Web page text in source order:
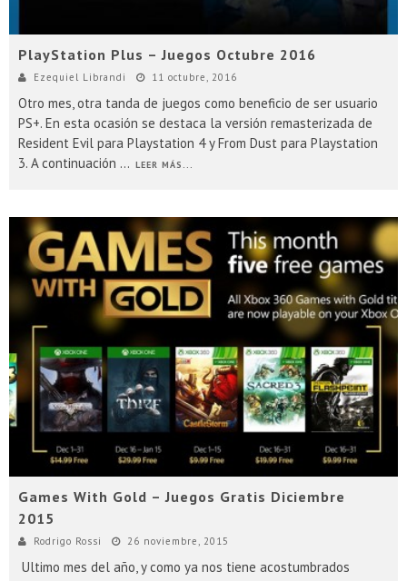
PlayStation Plus – Juegos Octubre 2016
Ezequiel Librandi 11 octubre, 2016
Otro mes, otra tanda de juegos como beneficio de ser usuario
PS+. En esta ocasión se destaca la versión remasterizada de
Resident Evil para Playstation 4 y From Dust para Playstation
3. A continuación ... LEER MÁS...
Games With Gold – Juegos Gratis Diciembre
2015
Rodrigo Rossi 26 noviembre, 2015
Ultimo mes del año, y como ya nos tiene acostumbrados